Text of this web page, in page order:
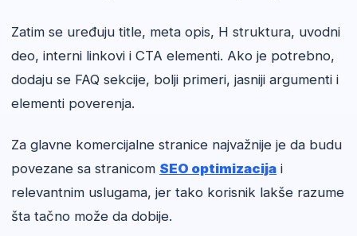
Zatim se uređuju title, meta opis, H struktura, uvodni
deo, interni linkovi i CTA elementi. Ako je potrebno,
dodaju se FAQ sekcije, bolji primeri, jasniji argumenti i
elementi poverenja.
Za glavne komercijalne stranice najvažnije je da budu
povezane sa stranicom SEO optimizacija i
relevantnim uslugama, jer tako korisnik lakše razume
šta tačno može da dobije.